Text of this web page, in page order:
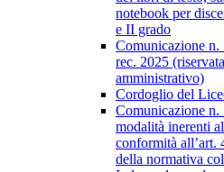
notebook per
e II grado
Comunicazione n.
rec. 2025
amministrativo)
Cordoglio del
Comunicazione n.
modalità inerenti
conformità all’art.
della normativa